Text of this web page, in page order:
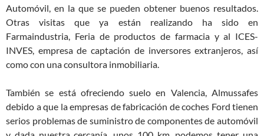
Automóvil, en la que se pueden obtener buenos resultados.
Otras visitas que ya están realizando ha sido en
Farmaindustria, Feria de productos de farmacia y al ICES-
INVES, empresa de captación de inversores extranjeros, así
como con una consultora inmobiliaria.
También se está ofreciendo suelo en Valencia, Almussafes
debido a que la empresas de fabricación de coches Ford tienen
serios problemas de suministro de componentes de automóvil